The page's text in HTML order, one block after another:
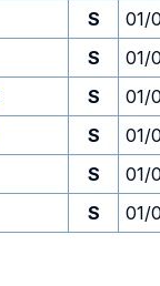
S 01/
S 01/
S 01/
S 01/
S 01/
S 01/